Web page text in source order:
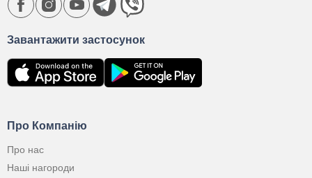
Про Компанію
Про нас
Наші нагороди
Завантажити застосунок